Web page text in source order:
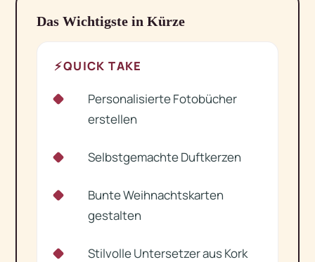
Das Wichtigste in Kürze
⚡QUICK TAKE
Personalisierte Fotobücher
erstellen
Selbstgemachte Duftkerzen
Bunte Weihnachtskarten
gestalten
Stilvolle Untersetzer aus Kork